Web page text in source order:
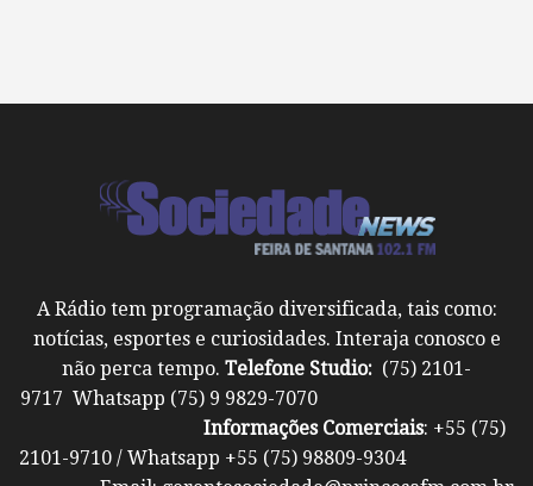
A Rádio tem programação diversificada, tais como:
notícias, esportes e curiosidades. Interaja conosco e
não perca tempo. Telefone Studio: (75) 2101-
9717 Whatsapp (75) 9 9829-7070
Informações Comerciais: +55 (75)
2101-9710 / Whatsapp +55 (75) 98809-9304